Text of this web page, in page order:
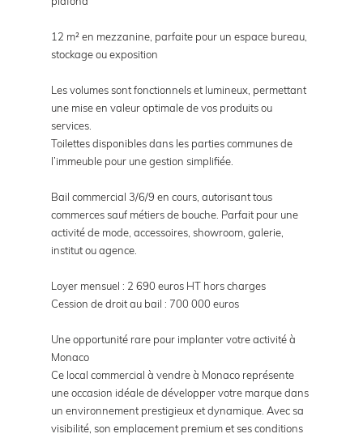
12 m² en mezzanine, parfaite pour un espace bureau,
stockage ou exposition
Les volumes sont fonctionnels et lumineux, permettant
une mise en valeur optimale de vos produits ou
services.
Toilettes disponibles dans les parties communes de
l’immeuble pour une gestion simplifiée.
Bail commercial 3/6/9 en cours, autorisant tous
commerces sauf métiers de bouche. Parfait pour une
activité de mode, accessoires, showroom, galerie,
institut ou agence.
Loyer mensuel : 2 690 euros HT hors charges
Cession de droit au bail : 700 000 euros
Une opportunité rare pour implanter votre activité à
Monaco
Ce local commercial à vendre à Monaco représente
une occasion idéale de développer votre marque dans
un environnement prestigieux et dynamique. Avec sa
visibilité, son emplacement premium et ses conditions